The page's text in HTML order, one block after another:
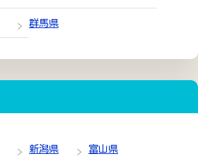
群馬県
新潟県 富山県